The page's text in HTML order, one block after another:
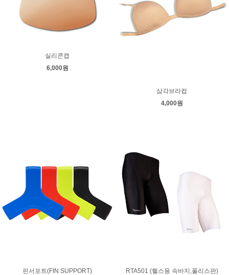
실리콘캡
6,000원
삼각브라컵
4,000원
핀서포트(FIN SUPPORT)
RTA501 (헬스용 속바지,폴리스판)